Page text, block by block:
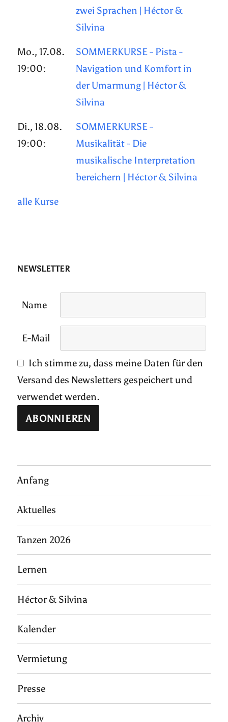
zwei Sprachen | Héctor &
Silvina
Mo., 17.08.
19:00:
SOMMERKURSE - Pista -
Navigation und Komfort in
der Umarmung | Héctor &
Silvina
Di., 18.08.
19:00:
SOMMERKURSE -
Musikalität - Die
musikalische Interpretation
bereichern | Héctor & Silvina
alle Kurse
NEWSLETTER
Name
E-Mail
Ich stimme zu, dass meine Daten für den
Versand des Newsletters gespeichert und
verwendet werden.
Anfang
Aktuelles
Tanzen 2026
Lernen
Héctor & Silvina
Kalender
Vermietung
Presse
Archiv